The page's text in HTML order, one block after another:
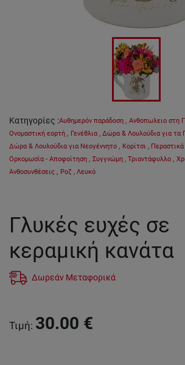
Κατηγορίες :Αυθημερόν παράδοση , Ανθοπωλειο στη
Ονομαστική εορτή , Γενέθλια , Δώρα & Λουλούδια για τα
Δώρα & Λουλούδια για Νεογέννητο , Κορίτσι , Περαστικά
Ορκομωσία - Αποφοίτηση , Συγγνώμη , Τριαντάφυλλο ,
Ανθοσυνθέσεις , Ροζ , Λευκό
Γλυκές ευχές σε
κεραμική κανάτα
Δωρεάν Μεταφορικά
Τιμή: 30.00 €